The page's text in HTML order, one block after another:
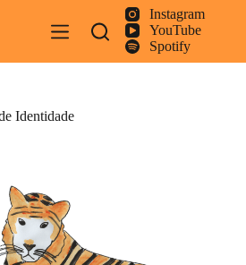
Instagram
YouTube
Spotify
Identidade